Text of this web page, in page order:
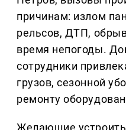
причинам: излом
рельсов, ДТП,
время непогоды.
сотрудники
грузов, сезонной
ремонту
Желающие